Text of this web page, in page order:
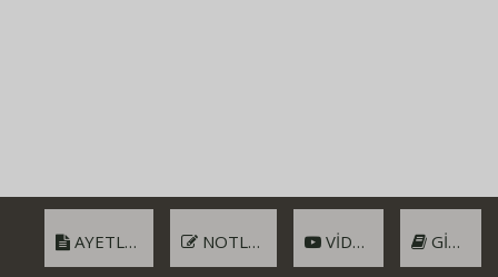
AYETLER NOTLAR VIDEO GIRIŞ